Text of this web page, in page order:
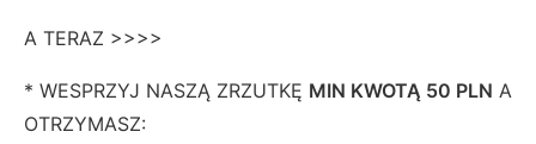
A TERAZ >>>>
* WESPRZYJ NASZĄ ZRZUTKĘ MIN KWOTĄ 50 PLN A
OTRZYMASZ: